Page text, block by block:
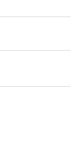
朽化リスク
であれば、
とが可能で
があります
ンと言える
す。